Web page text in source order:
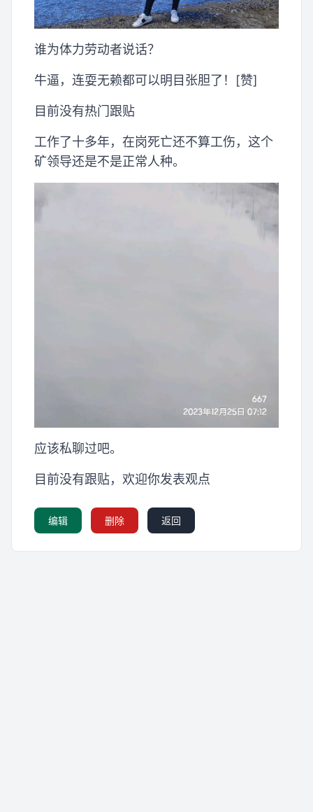
谁为体力劳动者说话？
牛逼，连耍无赖都可以明目张胆了！[赞]
目前没有热门跟贴
工作了十多年，在岗死亡还不算工伤，这个
矿领导还是不是正常人种。
应该私聊过吧。
目前没有跟贴，欢迎你发表观点
编辑 删除 返回